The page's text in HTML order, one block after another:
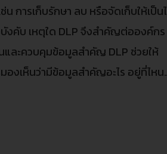
น การเก็บรักษา ลบ หรือจัดเก็บให้เป็น
งคับ เหตุใด DLP จึงสำคัญต่อองค์กร
และควบคุมข้อมูลสำคัญ DLP ช่วยให้
องเห็นว่ามีข้อมูลสำคัญอะไร อยู่ที่ไหน